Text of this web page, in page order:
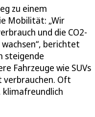
zu einem
Mobilität: „Wir
und die CO2-
berichtet
steigende
Fahrzeuge wie SUVs
verbrauchen. Oft
klimafreundlich